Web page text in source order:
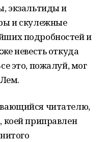
экзальтиды и
и скулежные
подробностей и
невесть откуда
это, пожалуй, мог
читателю,
приправлен